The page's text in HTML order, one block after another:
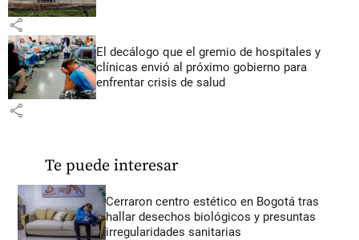
share
El decálogo que el gremio de hospitales y
clínicas envió al próximo gobierno para
enfrentar crisis de salud
share
Te puede interesar
Cerraron centro estético en Bogotá tras
hallar desechos biológicos y presuntas
irregularidades sanitarias